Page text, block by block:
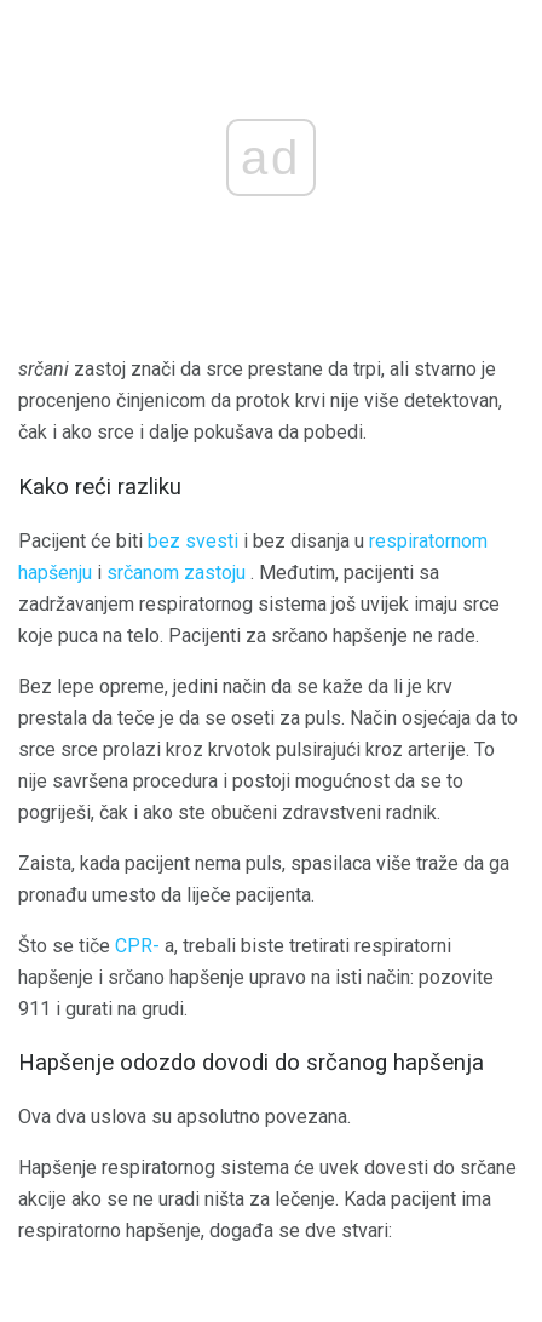
ad
srčani zastoj znači da srce prestane da trpi, ali stvarno je
procenjeno činjenicom da protok krvi nije više detektovan,
čak i ako srce i dalje pokušava da pobedi.
Kako reći razliku
Pacijent će biti bez svesti i bez disanja u respiratornom
hapšenju i srčanom zastoju . Međutim, pacijenti sa
zadržavanjem respiratornog sistema još uvijek imaju srce
koje puca na telo. Pacijenti za srčano hapšenje ne rade.
Bez lepe opreme, jedini način da se kaže da li je krv
prestala da teče je da se oseti za puls. Način osjećaja da to
srce srce prolazi kroz krvotok pulsirajući kroz arterije. To
nije savršena procedura i postoji mogućnost da se to
pogriješi, čak i ako ste obučeni zdravstveni radnik.
Zaista, kada pacijent nema puls, spasilaca više traže da ga
pronađu umesto da liječe pacijenta.
Što se tiče CPR- a, trebali biste tretirati respiratorni
hapšenje i srčano hapšenje upravo na isti način: pozovite
911 i gurati na grudi.
Hapšenje odozdo dovodi do srčanog hapšenja
Ova dva uslova su apsolutno povezana.
Hapšenje respiratornog sistema će uvek dovesti do srčane
akcije ako se ne uradi ništa za lečenje. Kada pacijent ima
respiratorno hapšenje, događa se dve stvari: